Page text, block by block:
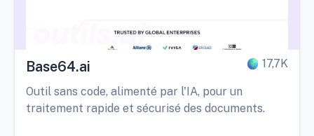
Base64.ai 17,7K
Outil sans code, alimenté par l'IA, pour un
traitement rapide et sécurisé des documents.